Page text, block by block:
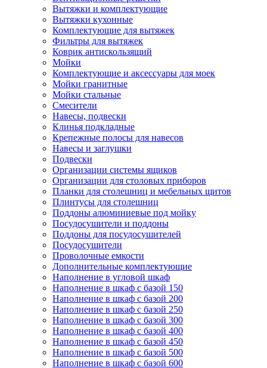
Вытяжки и комплектующие
Вытяжки кухонные
Комплектующие для вытяжек
Фильтры для вытяжек
Коврик антискользящий
Мойки
Комплектующие и аксессуары для моек
Мойки гранитные
Мойки стальные
Смесители
Навесы, подвески
Клинья подкладные
Крепежные полосы для навесов
Навесы и заглушки
Подвески
Организации системы ящиков
Организации для столовых приборов
Планки для столешниц и мебельных щитов
Плинтусы для столешниц
Поддоны алюминиевые под мойку
Посудосушители и поддоны
Поддоны для посудосушителей
Посудосушители
Проволочные емкости
Дополнительные комплектующие
Наполнение в угловой шкаф
Наполнение в шкаф с базой 150
Наполнение в шкаф с базой 200
Наполнение в шкаф с базой 250
Наполнение в шкаф с базой 300
Наполнение в шкаф с базой 400
Наполнение в шкаф с базой 450
Наполнение в шкаф с базой 500
Наполнение в шкаф с базой 600